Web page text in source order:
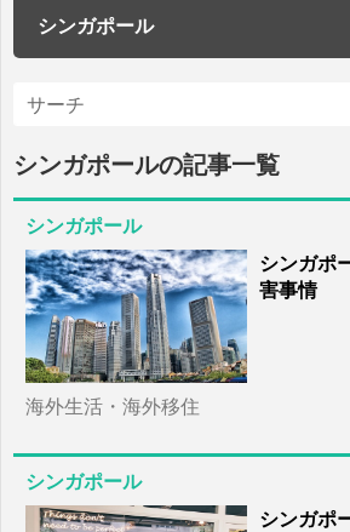
シンガポール
シンガポールの記事一覧
シンガポール
シンガポ
害事情
海外生活・海外移住
シンガポール
シンガポ